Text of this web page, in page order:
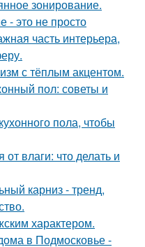
зонирование.
- это не просто
часть интерьера,
с тёплым акцентом.
пол: советы и
пола, чтобы
влаги: что делать и
карниз - тренд,
характером.
в Подмосковье -